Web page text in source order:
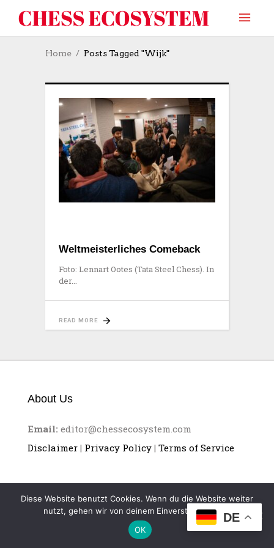
Home Posts Tagged "Wijk"
Weltmeisterliches Comeback
Foto: Lennart Ootes (Tata Steel Chess). In
der
READ MORE
About Us
Email: editor@chessecosystem.com
Disclaimer | Privacy Policy | Terms of Service
CHESS ECOSYSTEM DE
Diese Website benutzt Cookies. Wenn du die Website weiter
nutzt, gehen wir von deinem Einverständnis aus.
OK